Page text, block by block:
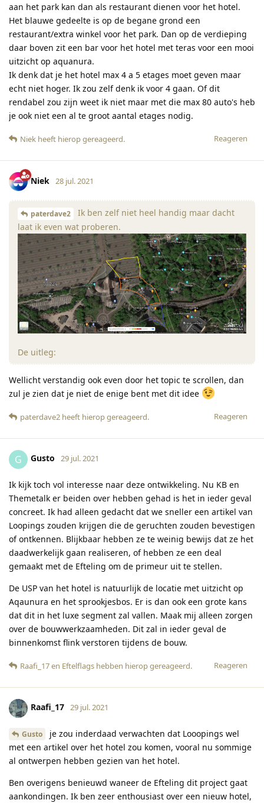
aan het park kan dan als restaurant dienen voor het hotel.
Het blauwe gedeelte is op de begane grond een
restaurant/extra winkel voor het park. Dan op de verdieping
daar boven zit een bar voor het hotel met teras voor een mooi
uitzicht op aquanura.
Ik denk dat je het hotel max 4 a 5 etages moet geven maar
echt niet hoger. Ik zou zelf denk ik voor 4 gaan. Of dit
rendabel zou zijn weet ik niet maar met die max 80 auto's heb
je ook niet een al te groot aantal etages nodig.
Reageren
Niek heeft hierop gereageerd.
Niek 28 jul. 2021
paterdave2
Ik ben zelf niet heel handig maar dacht
laat ik even wat proberen.
De uitleg:
Wellicht verstandig ook even door het topic te scrollen, dan
zul je zien dat je niet de enige bent met dit idee
Reageren
paterdave2 heeft hierop gereageerd.
G Gusto 29 jul. 2021
Ik kijk toch vol interesse naar deze ontwikkeling. Nu KB en
Themetalk er beiden over hebben gehad is het in ieder geval
concreet. Ik had alleen gedacht dat we sneller een artikel van
Loopings zouden krijgen die de geruchten zouden bevestigen
of ontkennen. Blijkbaar hebben ze te weinig bewijs dat ze het
daadwerkelijk gaan realiseren, of hebben ze een deal
gemaakt met de Efteling om de primeur uit te stellen.
De USP van het hotel is natuurlijk de locatie met uitzicht op
Aqaunura en het sprookjesbos. Er is dan ook een grote kans
dat dit in het luxe segment zal vallen. Maak mij alleen zorgen
over de bouwwerkzaamheden. Dit zal in ieder geval de
binnenkomst flink verstoren tijdens de bouw.
Reageren
Raafi_17en Eftelflags hebben hierop gereageerd.
Raafi_17 29 jul. 2021
Gusto
je zou inderdaad verwachten dat Looopings wel
met een artikel over het hotel zou komen, vooral nu sommige
al ontwerpen hebben gezien van het hotel.
Ben overigens benieuwd waneer de Efteling dit project gaat
aankondingen. Ik ben zeer enthousiast over een nieuw hotel,